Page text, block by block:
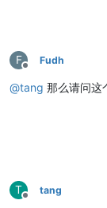
F
Offline
Fudh
@tang 那么请问这
T
Offline
tang